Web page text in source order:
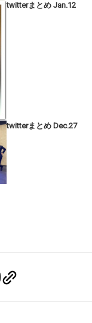
twitterまとめ Jan.12
twitterまとめ Dec.27